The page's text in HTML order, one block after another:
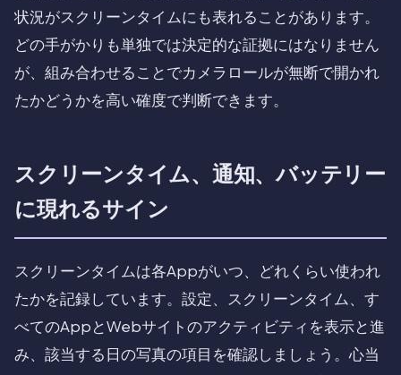
状況がスクリーンタイムにも表れることがあります。
どの手がかりも単独では決定的な証拠にはなりません
が、組み合わせることでカメラロールが無断で開かれ
たかどうかを高い確度で判断できます。
スクリーンタイム、通知、バッテリー
に現れるサイン
スクリーンタイムは各Appがいつ、どれくらい使われ
たかを記録しています。設定、スクリーンタイム、す
べてのAppとWebサイトのアクティビティを表示と進
み、該当する日の写真の項目を確認しましょう。心当